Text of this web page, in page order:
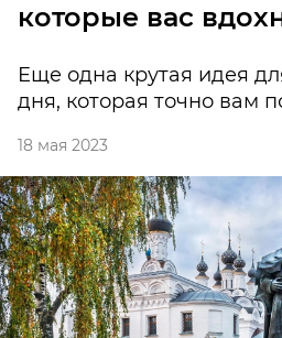
которые вас
Еще одна крутая идея
дня, которая точно вам
18 мая 2023